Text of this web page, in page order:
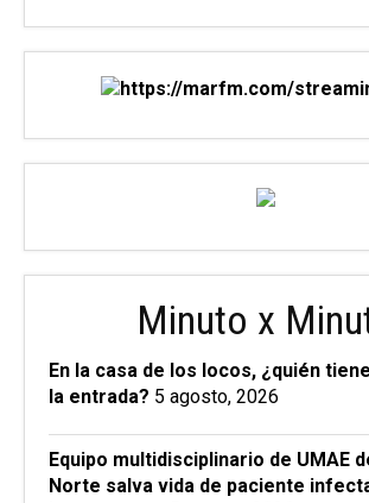
Minuto x
En la casa de los locos, ¿quién
la entrada? 5 agosto, 2026
Equipo multidisciplinario de UMAE
Norte salva vida de paciente